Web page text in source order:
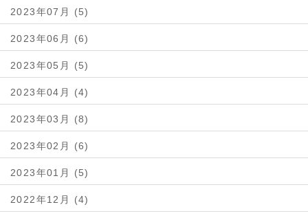
2023年07月 (5)
2023年06月 (6)
2023年05月 (5)
2023年04月 (4)
2023年03月 (8)
2023年02月 (6)
2023年01月 (5)
2022年12月 (4)